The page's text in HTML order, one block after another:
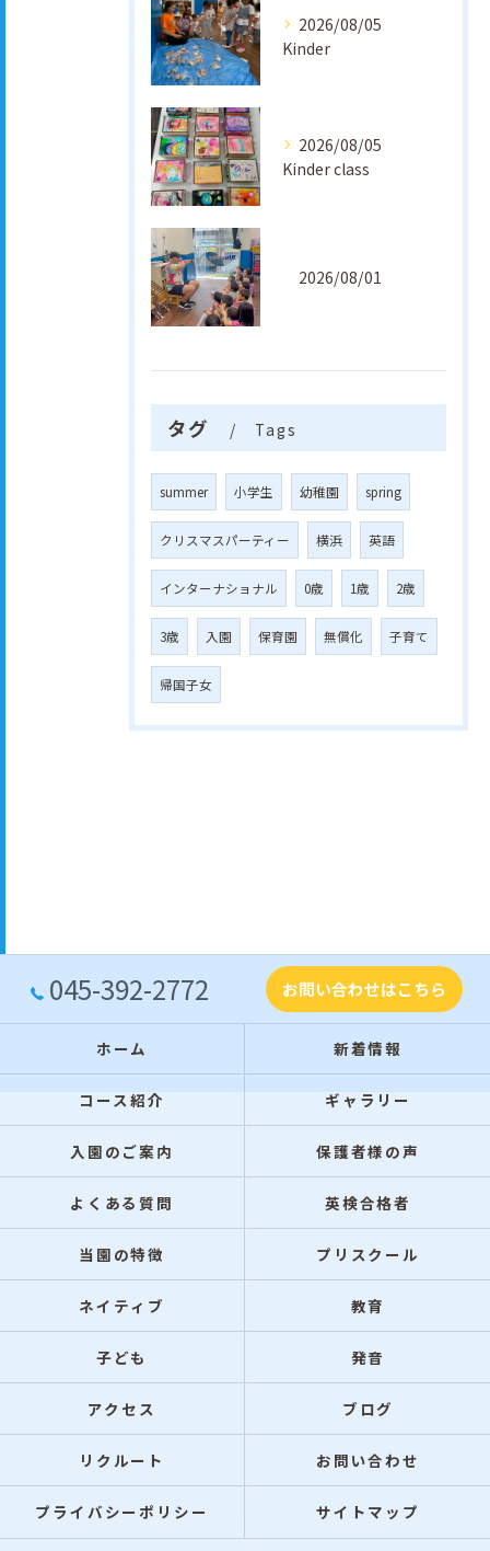
2026/08/05
Kinder
2026/08/05
Kinder class
2026/08/01
タグ Tags
summer 小学生 幼稚園 spring
クリスマスパーティー 横浜 英語
インターナショナル 0歳 1歳 2歳
3歳 入園 保育園 無償化 子育て
帰国子女
045-392-2772 お問い合わせはこちら
ホーム 新着情報
コース紹介 ギャラリー
入園のご案内 保護者様の声
よくある質問 英検合格者
当園の特徴 プリスクール
ネイティブ 教育
子ども 発音
アクセス ブログ
リクルート お問い合わせ
プライバシーポリシー サイトマップ